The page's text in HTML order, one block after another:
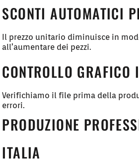
SCONTI AUTOMATICI
Il prezzo unitario diminuisce in
all’aumentare dei pezzi.
CONTROLLO GRAFICO
Verifichiamo il file prima della
errori.
PRODUZIONE
ITALIA